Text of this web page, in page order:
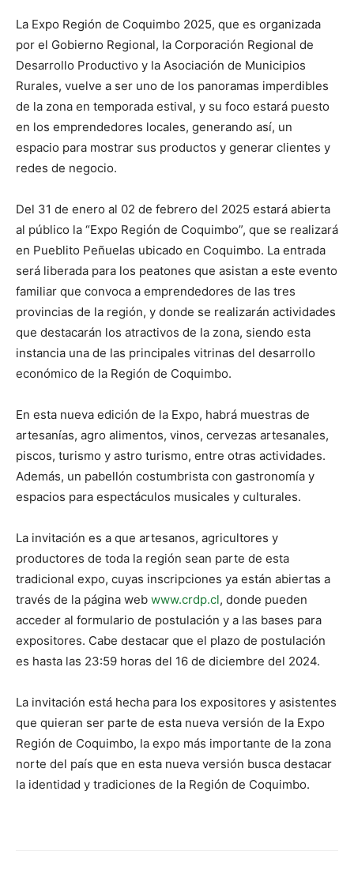
La Expo Región de Coquimbo 2025, que es organizada
por el Gobierno Regional, la Corporación Regional de
Desarrollo Productivo y la Asociación de Municipios
Rurales, vuelve a ser uno de los panoramas imperdibles
de la zona en temporada estival, y su foco estará puesto
en los emprendedores locales, generando así, un
espacio para mostrar sus productos y generar clientes y
redes de negocio.
Del 31 de enero al 02 de febrero del 2025 estará abierta
al público la “Expo Región de Coquimbo”, que se realizará
en Pueblito Peñuelas ubicado en Coquimbo. La entrada
será liberada para los peatones que asistan a este evento
familiar que convoca a emprendedores de las tres
provincias de la región, y donde se realizarán actividades
que destacarán los atractivos de la zona, siendo esta
instancia una de las principales vitrinas del desarrollo
económico de la Región de Coquimbo.
En esta nueva edición de la Expo, habrá muestras de
artesanías, agro alimentos, vinos, cervezas artesanales,
piscos, turismo y astro turismo, entre otras actividades.
Además, un pabellón costumbrista con gastronomía y
espacios para espectáculos musicales y culturales.
La invitación es a que artesanos, agricultores y
productores de toda la región sean parte de esta
tradicional expo, cuyas inscripciones ya están abiertas a
través de la página web www.crdp.cl, donde pueden
acceder al formulario de postulación y a las bases para
expositores. Cabe destacar que el plazo de postulación
es hasta las 23:59 horas del 16 de diciembre del 2024.
La invitación está hecha para los expositores y asistentes
que quieran ser parte de esta nueva versión de la Expo
Región de Coquimbo, la expo más importante de la zona
norte del país que en esta nueva versión busca destacar
la identidad y tradiciones de la Región de Coquimbo.